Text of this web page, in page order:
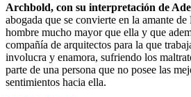
Archbold, con su interpretación de
abogada que se convierte en la amante
hombre mucho mayor que ella y que
compañía de arquitectos para la que
involucra y enamora, sufriendo los
parte de una persona que no posee las
sentimientos hacia ella.